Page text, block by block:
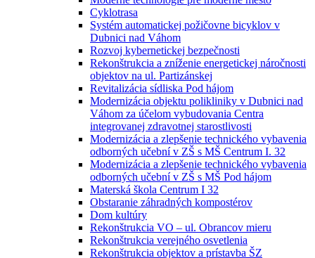
Cyklotrasa
Systém automatickej požičovne bicyklov v
Dubnici nad Váhom
Rozvoj kybernetickej bezpečnosti
Rekonštrukcia a zníženie energetickej náročnosti
objektov na ul. Partizánskej
Revitalizácia sídliska Pod hájom
Modernizácia objektu polikliniky v Dubnici nad
Váhom za účelom vybudovania Centra
integrovanej zdravotnej starostlivosti
Modernizácia a zlepšenie technického vybavenia
odborných učební v ZŠ s MŠ Centrum I. 32
Modernizácia a zlepšenie technického vybavenia
odborných učební v ZŠ s MŠ Pod hájom
Materská škola Centrum I 32
Obstaranie záhradných kompostérov
Dom kultúry
Rekonštrukcia VO – ul. Obrancov mieru
Rekonštrukcia verejného osvetlenia
Rekonštrukcia objektov a prístavba ŠZ